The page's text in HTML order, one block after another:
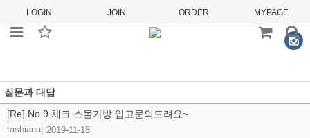
LOGIN JOIN ORDER MYPAGE
질문과 대답
[Re] No.9 체크 스몰가방 입고문의드려요~
tashiana 2019-11-18